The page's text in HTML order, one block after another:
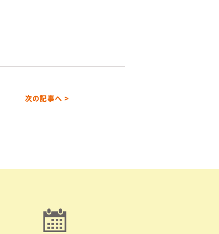
次の記事へ >